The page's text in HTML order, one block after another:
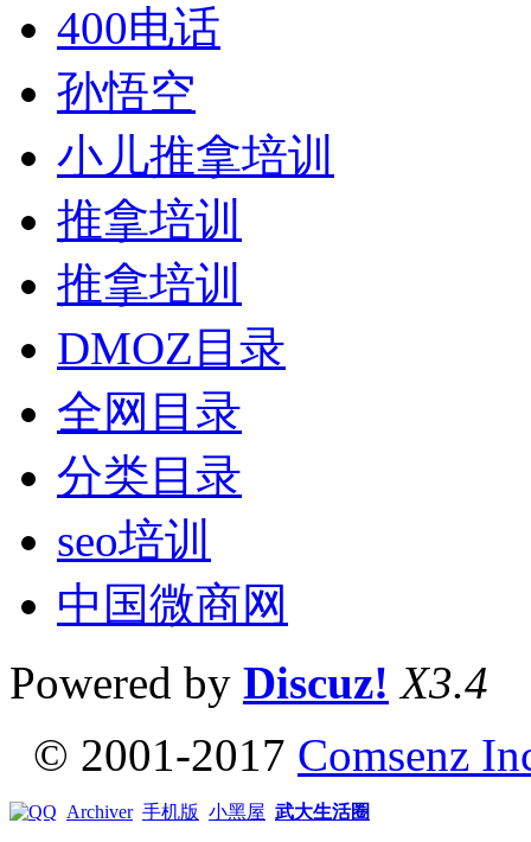
400电话
孙悟空
小儿推拿培训
推拿培训
推拿培训
DMOZ目录
全网目录
分类目录
seo培训
中国微商网
Powered by Discuz! X3.4
© 2001-2017 Comsenz
Archiver 手机版 小黑屋 武大生活圈